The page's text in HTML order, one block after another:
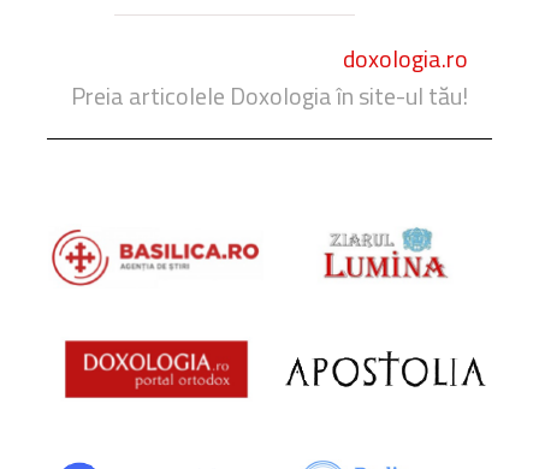
doxologia.ro
Preia articolele Doxologia în site-ul tău!